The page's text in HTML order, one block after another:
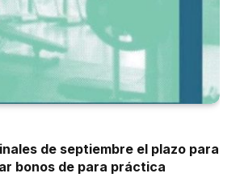
de septiembre el plazo para
bonos de para práctica